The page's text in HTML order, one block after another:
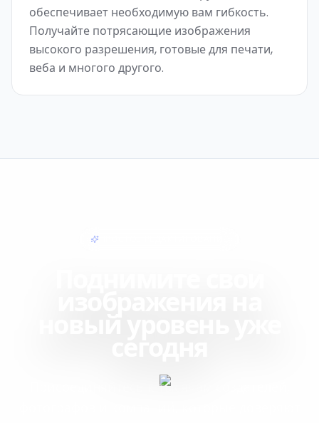
обеспечивает необходимую вам гибкость.
Получайте потрясающие изображения
высокого разрешения, готовые для печати,
веба и многого другого.
ПРОСТОЕ РЕДАКТИРОВАНИЕ
Присоединяйтесь к тысячам создателей,